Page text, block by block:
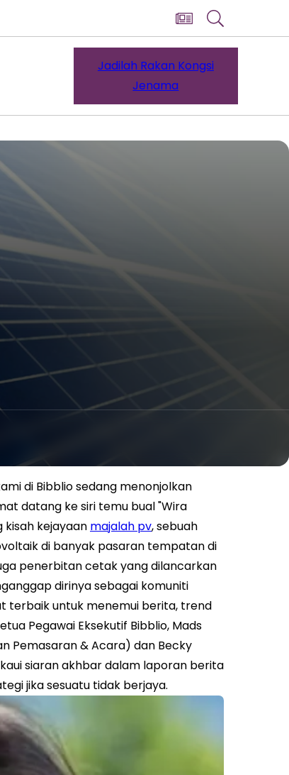
Jadilah Rakan Kongsi
Jenama
di Bibblio sedang menonjolkan
datang ke siri temu bual "Wira
kisah kejayaan majalah pv, sebuah
di banyak pasaran tempatan di
penerbitan cetak yang dilancarkan
dirinya sebagai komuniti
terbaik untuk menemui berita, trend
Pegawai Eksekutif Bibblio, Mads
Pemasaran & Acara) dan Becky
siaran akhbar dalam laporan berita
jika sesuatu tidak berjaya.